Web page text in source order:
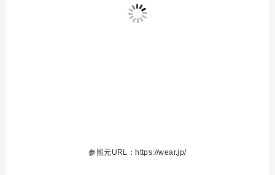
参照元URL：https://wear.jp/